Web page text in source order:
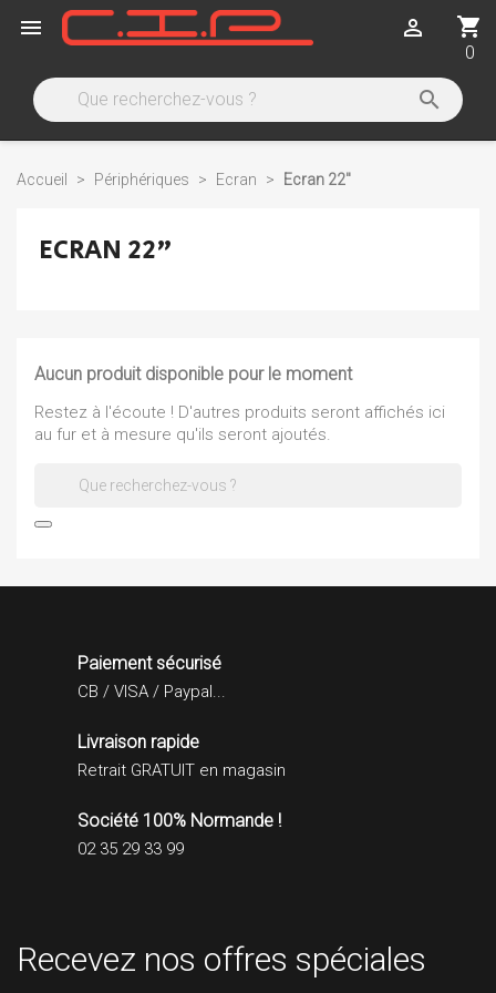
 shopping_cart
0


Accueil Périphériques Ecran Ecran 22"
ECRAN 22"
Aucun produit disponible pour le moment
Restez à l'écoute ! D'autres produits seront affichés ici
au fur et à mesure qu'ils seront ajoutés.
Paiement sécurisé
CB / VISA / Paypal...
Livraison rapide
Retrait GRATUIT en magasin
Société 100% Normande !
02 35 29 33 99
Recevez nos offres spéciales